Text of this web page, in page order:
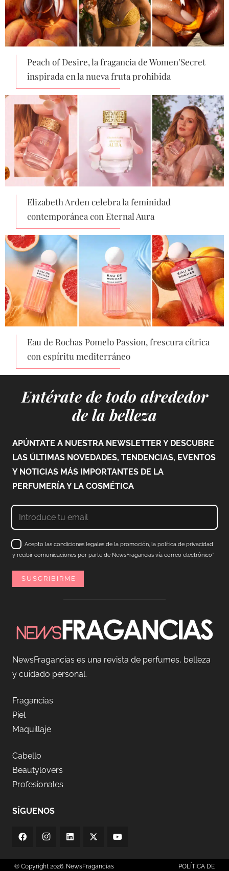
Peach of Desire, la fragancia de Women’Secret
inspirada en la nueva fruta prohibida
Elizabeth Arden celebra la feminidad
contemporánea con Eternal Aura
Eau de Rochas Pomelo Passion, frescura cítrica
con espíritu mediterráneo
Entérate de todo alrededor
de la belleza
APÚNTATE A NUESTRA NEWSLETTER Y DESCUBRE
LAS ÚLTIMAS NOVEDADES, TENDENCIAS, EVENTOS
Y NOTICIAS MÁS IMPORTANTES DE LA
PERFUMERÍA Y LA COSMÉTICA
Acepto las condiciones legales de la promoción, la política de privacidad
y recibir comunicaciones por parte de NewsFragancias vía correo electrónico*
NewsFragancias es una revista de perfumes, belleza
y cuidado personal.
Fragancias
Piel
Maquillaje
Cabello
Beautylovers
Profesionales
SÍGUENOS
© Copyright 2026. NewsFragancias POLÍTICA DE